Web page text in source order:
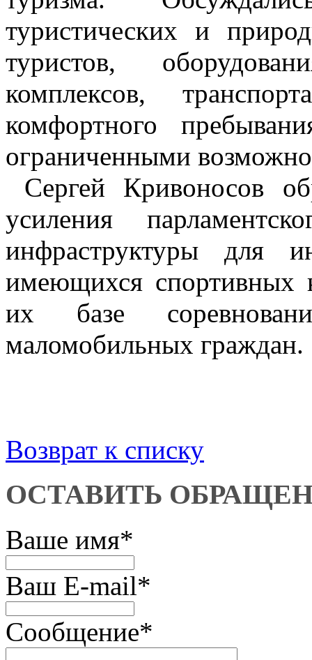
туристических и
туристов,
комплексов,
комфортного
ограниченными
Сергей Кривоносов
усиления
инфраструктуры для
имеющихся спортивных
их базе
маломобильных граждан.
Возврат к списку
ОСТАВИТЬ
Ваше имя*
Ваш E-mail*
Сообщение*